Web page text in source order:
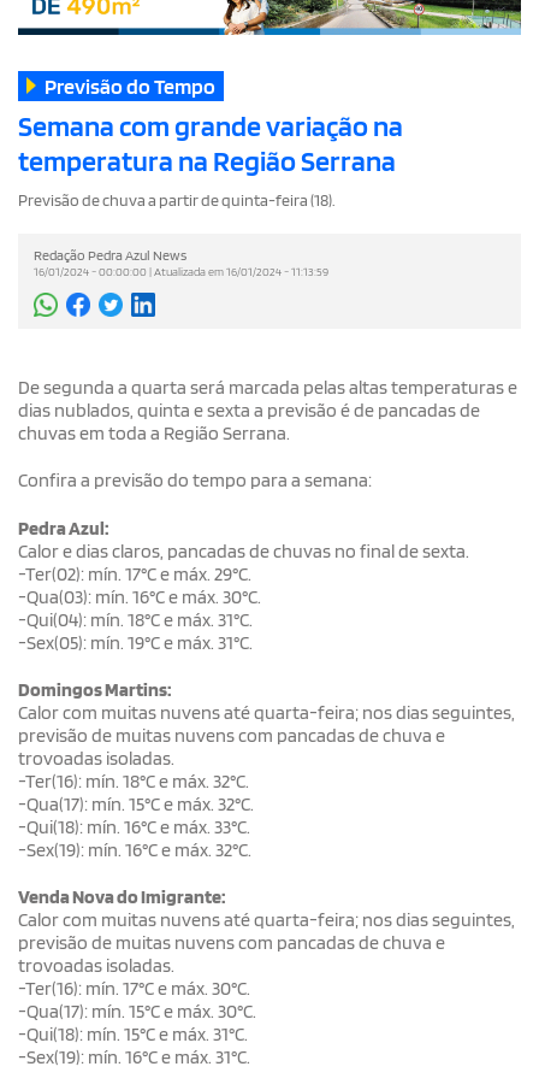
Previsão do Tempo
Semana com grande variação na
temperatura na Região Serrana
Previsão de chuva a partir de quinta-feira (18).
Redação Pedra Azul News
16/01/2024 - 00:00:00 | Atualizada em 16/01/2024 - 11:13:59
De segunda a quarta será marcada pelas altas temperaturas e
dias nublados, quinta e sexta a previsão é de pancadas de
chuvas em toda a Região Serrana.
Confira a previsão do tempo para a semana:
Pedra Azul:
Calor e dias claros, pancadas de chuvas no final de sexta.
-Ter(02): mín. 17°C e máx. 29°C.
-Qua(03): mín. 16°C e máx. 30°C.
-Qui(04): mín. 18°C e máx. 31°C.
-Sex(05): mín. 19°C e máx. 31°C.
Domingos Martins:
Calor com muitas nuvens até quarta-feira; nos dias seguintes,
previsão de muitas nuvens com pancadas de chuva e
trovoadas isoladas.
-Ter(16): mín. 18°C e máx. 32°C.
-Qua(17): mín. 15°C e máx. 32°C.
-Qui(18): mín. 16°C e máx. 33°C.
-Sex(19): mín. 16°C e máx. 32°C.
Venda Nova do Imigrante:
Calor com muitas nuvens até quarta-feira; nos dias seguintes,
previsão de muitas nuvens com pancadas de chuva e
trovoadas isoladas.
-Ter(16): mín. 17°C e máx. 30°C.
-Qua(17): mín. 15°C e máx. 30°C.
-Qui(18): mín. 15°C e máx. 31°C.
-Sex(19): mín. 16°C e máx. 31°C.